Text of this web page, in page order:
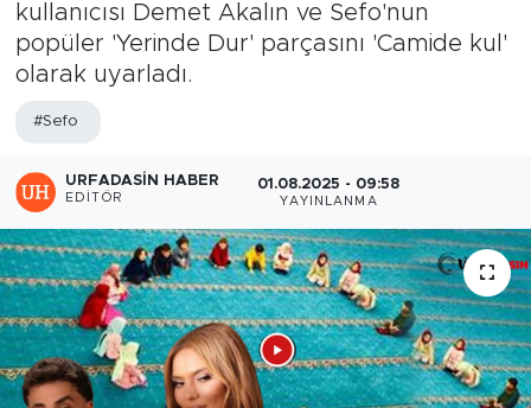
kullanıcısı Demet Akalın ve Sefo'nun
popüler 'Yerinde Dur' parçasını 'Camide kul'
olarak uyarladı.
#Sefo
URFADASIN HABER
EDITÖR
01.08.2025 - 09:58
YAYINLANMA